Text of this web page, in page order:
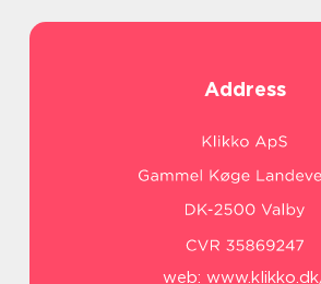
Address
web: